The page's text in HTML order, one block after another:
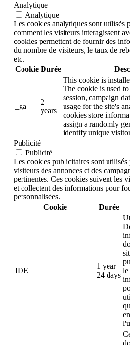
Analytique
Analytique
Les cookies analytiques sont utilisés
comment les visiteurs interagissent
cookies permettent de fournir des
du nombre de visiteurs, le taux de
etc.
Cookie Durée
_ga
2
years
This cookie is
The cookie is used
session, campaign
usage for the site's
cookies store
assign a randomly
identify unique
Publicité
Publicité
Les cookies publicitaires sont
visiteurs des annonces et des
pertinentes. Ces cookies suivent les
et collectent des informations pour
personnalisées.
Cookie
Durée
IDE
1 year
24 days
le